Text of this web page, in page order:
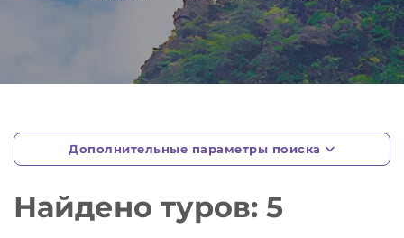
Дополнительные параметры поиска
Найдено туров: 5